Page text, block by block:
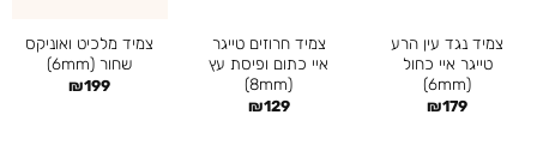
צמיד נגד עין הרע
טייגר איי כחול
(6mm)
₪179
צמיד חרוזים טייגר
איי כתום ופיסת עץ
(8mm)
₪129
צמיד מלכיט ואוניקס
שחור (6mm)
₪199